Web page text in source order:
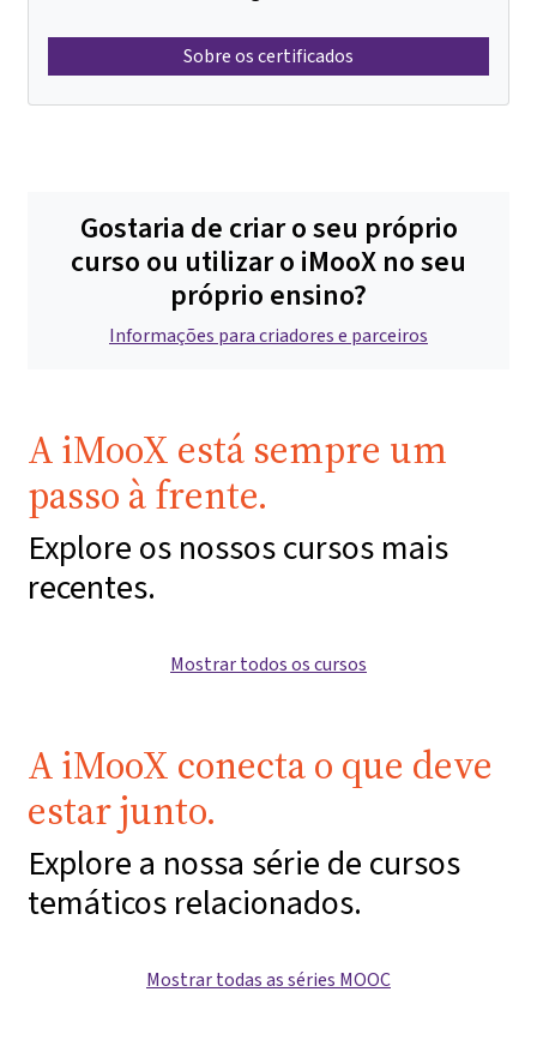
Sobre os certificados
Gostaria de criar o seu próprio
curso ou utilizar o iMooX no seu
próprio ensino?
Informações para criadores e parceiros
A iMooX está sempre um
passo à frente.
Explore os nossos cursos mais
recentes.
Mostrar todos os cursos
A iMooX conecta o que deve
estar junto.
Explore a nossa série de cursos
temáticos relacionados.
Mostrar todas as séries MOOC